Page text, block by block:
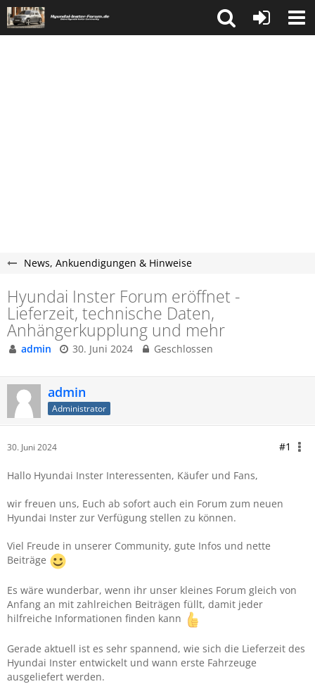
News, Ankuendigungen & Hinweise
Hyundai Inster Forum eröffnet -
Lieferzeit, technische Daten,
Anhängerkupplung und mehr
admin 30. Juni 2024 Geschlossen
admin
Administrator
30. Juni 2024 #1
Hallo Hyundai Inster Interessenten, Käufer und Fans,
wir freuen uns, Euch ab sofort auch ein Forum zum neuen
Hyundai Inster zur Verfügung stellen zu können.
Viel Freude in unserer Community, gute Infos und nette
Beiträge
Es wäre wunderbar, wenn ihr unser kleines Forum gleich von
Anfang an mit zahlreichen Beiträgen füllt, damit jeder
hilfreiche Informationen finden kann
Gerade aktuell ist es sehr spannend, wie sich die Lieferzeit des
Hyundai Inster entwickelt und wann erste Fahrzeuge
ausgeliefert werden.